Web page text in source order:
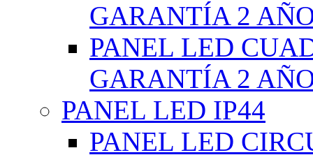
GARANTÍA 2
PANEL LED
GARANTÍA 2
PANEL LED IP44
PANEL LED